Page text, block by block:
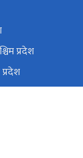
प्रदेश